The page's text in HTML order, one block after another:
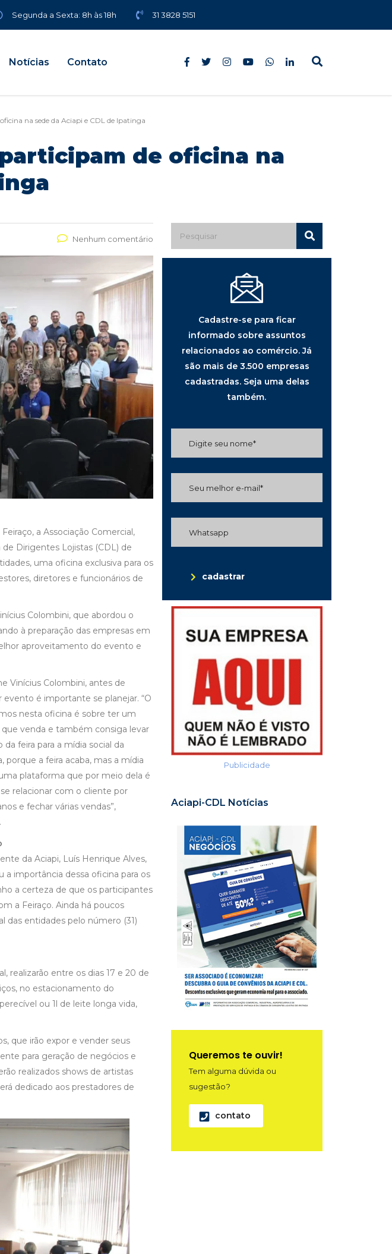
Segunda a Sexta: 8h às 18h 31 3828 5151
Notícias Contato
na sede da Aciapi e CDL de Ipatinga
de oficina na
Nenhum comentário
a Associação Comercial,
Dirigentes Lojistas (CDL) de
uma oficina exclusiva para os
diretores e funcionários de
Colombini, que abordou o
à preparação das empresas em
aproveitamento do evento e
Vinícius Colombini, antes de
evento é importante se planejar. “O
nesta oficina é sobre ter um
venda e também consiga levar
da feira para a mídia social da
porque a feira acaba, mas a mídia
plataforma que por meio dela é
relacionar com o cliente por
e fechar várias vendas”,
da Aciapi, Luís Henrique Alves,
a importância dessa oficina para os
a certeza de que os participantes
a Feiraço. Ainda há poucos
das entidades pelo número (31)
realizarão entre os dias 17 e 20 de
no estacionamento do
ou 1l de leite longa vida,
que irão expor e vender seus
para geração de negócios e
realizados shows de artistas
dedicado aos prestadores de
Cadastre-se para ficar
informado sobre assuntos
relacionados ao comércio. Já
são mais de 3.500 empresas
cadastradas. Seja uma delas
também.
cadastrar
Publicidade
Aciapi-CDL Notícias
Queremos te ouvir!
Tem alguma dúvida ou
sugestão?
contato